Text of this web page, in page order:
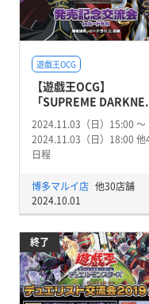
遊戯王OCG
【遊戯王OCG】
「SUPREME
2024.11.03（日）15:00 〜
2024.11.03（日）18:00 他
日程
博多マルイ店 他30店舗
2024.10.01
終了